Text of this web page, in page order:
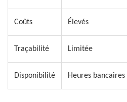
Coûts Élevés
Traçabilité Limitée
Disponibilité Heures bancaires